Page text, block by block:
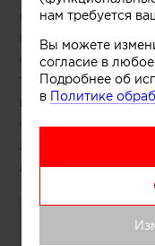
столом и
светло-зелёным
столиком. Стены
тонах с
вертикальные
оттенка.
лёгкие шторы,
линии,
нам требуется
Вы можете
согласие в
Подробнее об
в Политике